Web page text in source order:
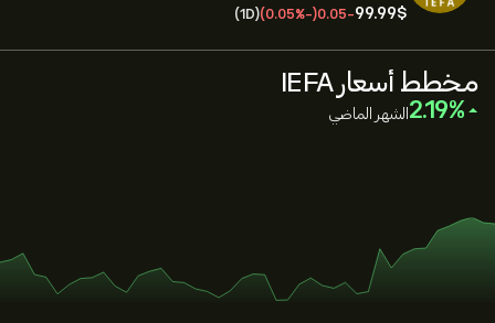
99.99‎$‎
-0.05
(-0.05%)
(1D)
مخطط أسعار IEFA
‎2.19‎ الشهر الماضي